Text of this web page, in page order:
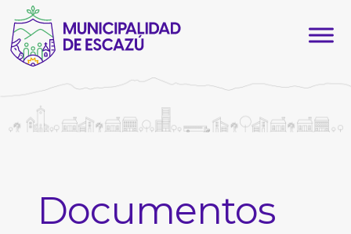
Documentos